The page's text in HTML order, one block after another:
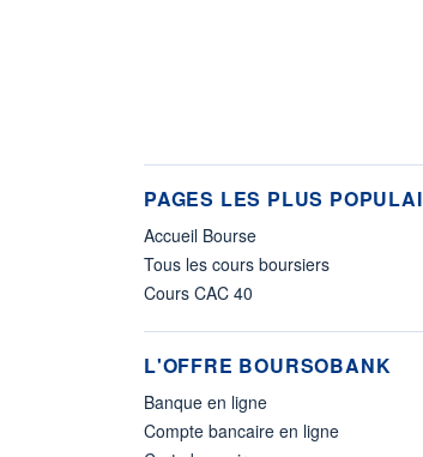
PAGES LES PLUS
Accueil Bourse
Tous les cours boursiers
Cours CAC 40
L'OFFRE BOURSOBANK
Banque en ligne
Compte bancaire en ligne